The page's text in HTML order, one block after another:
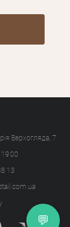
Верхогляда, 7
13
💬